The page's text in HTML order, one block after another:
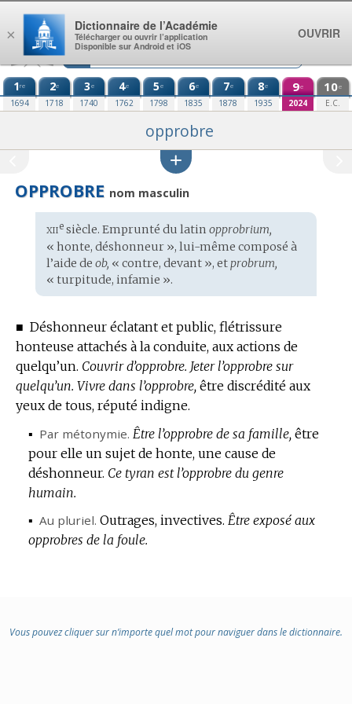
Aller au contenu
1re
1694
2e
1718
3e
1740
4e
1762
5e
1798
6e
1835
7e
1878
8e
1935
9e
2024
10e
E.C.
opprobre
OPPROBRE nom masculin
Étymologie
:
xiiesiècle. Emprunté du latin opprobrium,
« honte, déshonneur », lui-même composé à
l’aide de ob, « contre, devant », etprobrum,
« turpitude, infamie ».
■ Déshonneur éclatant et public, flétrissure
honteuse attachés à la conduite, aux actions de
quelqu’un. Couvrir d’opprobre. Jeter l’opprobre sur
quelqu’un. Vivre dans l’opprobre, être discrédité aux
yeux de tous, réputé indigne.
▪ Par métonymie. Être l’opprobre de sa famille, être
pour elle un sujet de honte, une cause de
déshonneur. Ce tyran est l’opprobre du genre
humain.
▪ Au pluriel. Outrages, invectives. Être exposé aux
opprobres de la foule.
Vous pouvez cliquer sur n’importe quel mot pour naviguer dans le dictionnaire.
×
Dictionnaire de l’Académie
Télécharger ou ouvrir l’application
Disponible sur Android et iOS
OUVRIR